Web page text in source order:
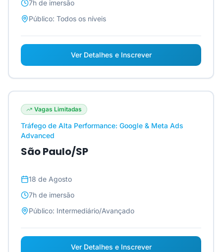
7h de imersão
Público: Todos os níveis
Ver Detalhes e Inscrever
Vagas Limitadas
Tráfego de Alta Performance: Google & Meta Ads
Advanced
São Paulo/SP
18 de Agosto
7h de imersão
Público: Intermediário/Avançado
Ver Detalhes e Inscrever